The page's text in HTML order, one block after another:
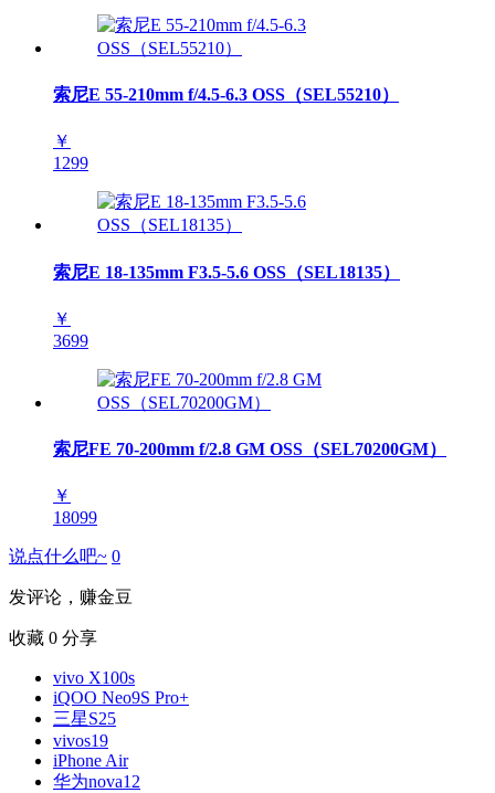
索尼E 55-210mm f/4.5-6.3 OSS（SEL55210）
￥
1299
索尼E 18-135mm F3.5-5.6 OSS（SEL18135）
￥
3699
索尼FE 70-200mm f/2.8 GM OSS（SEL70200GM）
￥
18099
说点什么吧~ 0
发评论，赚金豆
收藏 0 分享
vivo X100s
iQOO Neo9S Pro+
三星S25
vivos19
iPhone Air
华为nova12